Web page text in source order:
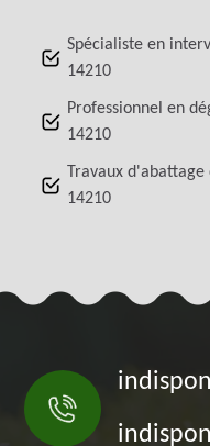
Spécialiste en
14210
Professionnel en
14210
Travaux
14210